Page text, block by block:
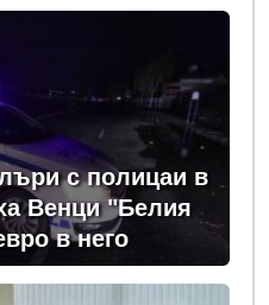
с полицаи в
Венци "Белия
в него